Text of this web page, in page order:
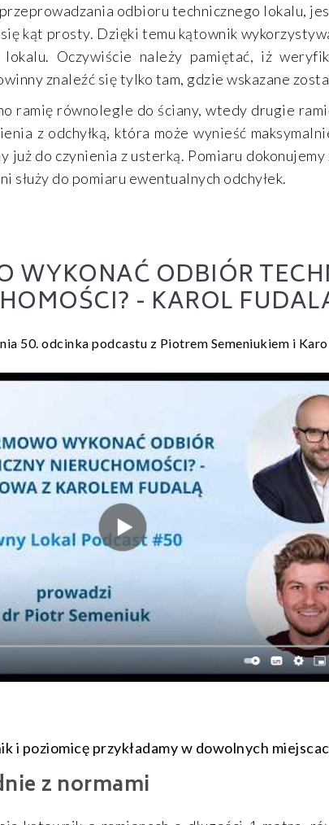
odbioru technicznego lokalu,
kąt prosty. Dzięki temu kątownik
Oczywiście należy pamiętać, iż
znaleźć się tylko tam, gdzie wskazane
ramię równolegle do ściany, wtedy drugie
z odchyłką, która może wynieść
do czynienia z usterką. Pomiaru dokonujemy
służy do pomiaru ewentualnych odchyłek.
WYKONAĆ ODBIÓR
- KAROL
50. odcinka podcastu z Piotrem Semeniukiem i
i poziomicę przykładamy w dowolnych
z normami